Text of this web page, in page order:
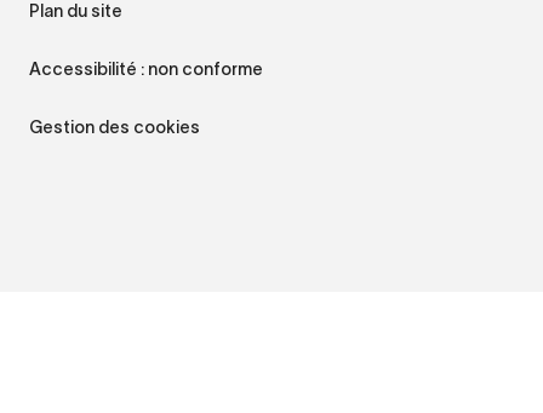
Plan du site
Accessibilité : non conforme
Gestion des cookies